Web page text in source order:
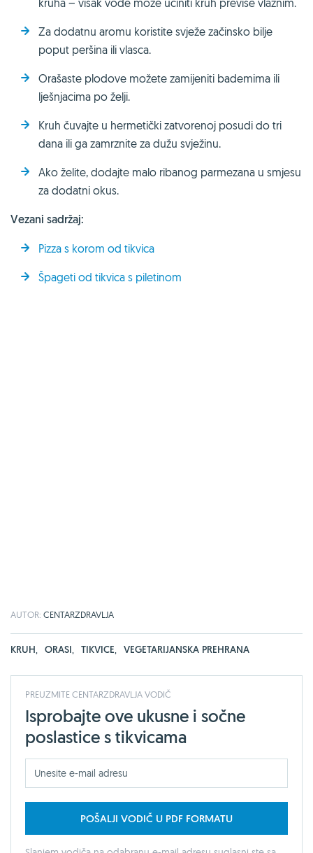
Za dodatnu aromu koristite svježe začinsko bilje
poput peršina ili vlasca.
Orašaste plodove možete zamijeniti bademima ili
lješnjacima po želji.
Kruh čuvajte u hermetički zatvorenoj posudi do tri
dana ili ga zamrznite za dužu svježinu.
Ako želite, dodajte malo ribanog parmezana u smjesu
za dodatni okus.
Vezani sadržaj:
Pizza s korom od tikvica
Špageti od tikvica s piletinom
AUTOR: CENTARZDRAVLJA
KRUH, ORASI, TIKVICE, VEGETARIJANSKA PREHRANA
PREUZMITE CENTARZDRAVLJA VODIČ
Isprobajte ove ukusne i sočne
poslastice s tikvicama
POŠALJI VODIČ U PDF FORMATU